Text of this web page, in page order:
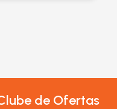
de Ofertas